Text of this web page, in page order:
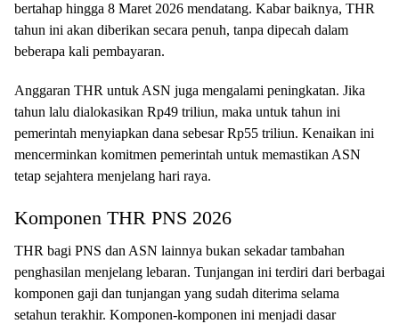
bertahap hingga 8 Maret 2026 mendatang. Kabar baiknya, THR
tahun ini akan diberikan secara penuh, tanpa dipecah dalam
beberapa kali pembayaran.
Anggaran THR untuk ASN juga mengalami peningkatan. Jika
tahun lalu dialokasikan Rp49 triliun, maka untuk tahun ini
pemerintah menyiapkan dana sebesar Rp55 triliun. Kenaikan ini
mencerminkan komitmen pemerintah untuk memastikan ASN
tetap sejahtera menjelang hari raya.
Komponen THR PNS 2026
THR bagi PNS dan ASN lainnya bukan sekadar tambahan
penghasilan menjelang lebaran. Tunjangan ini terdiri dari berbagai
komponen gaji dan tunjangan yang sudah diterima selama
setahun terakhir. Komponen-komponen ini menjadi dasar